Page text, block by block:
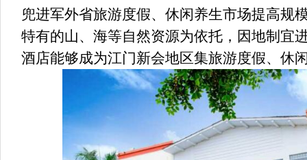
兜进军外省旅游度假、休闲养生市场提高规
特有的山、海等自然资源为依托，因地制宜
酒店能够成为江门新会地区集旅游度假、休